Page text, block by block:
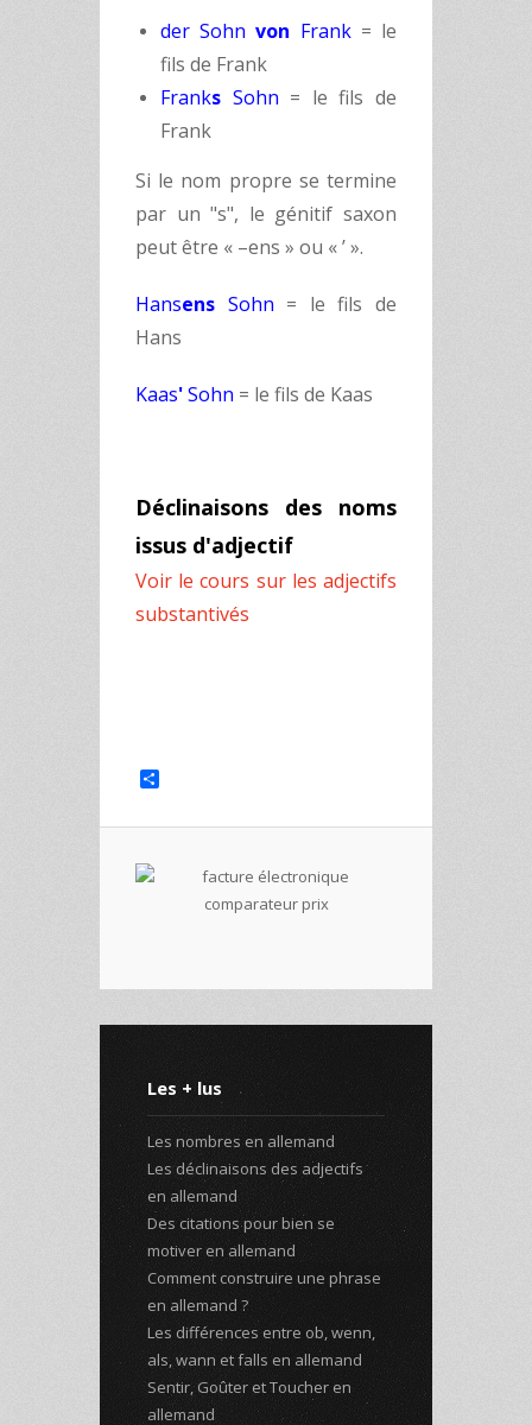
der Sohnvon Frank= le
fils de Frank
Franks Sohn = le fils de
Frank
Si le nom propre se termine
par un "s", le génitif saxon
peut être « –ens » ou « ’ ».
Hansens Sohn = le fils de
Hans
Kaas'Sohn = le fils de Kaas
Déclinaisons des noms
issus d'adjectif
Voir le cours sur les adjectifs
substantivés
Les + lus
Les nombres en allemand
Les déclinaisons des adjectifs
en allemand
Des citations pour bien se
motiver en allemand
Comment construire une phrase
en allemand ?
Les différences entre ob, wenn,
als, wann et falls en allemand
Sentir, Goûter et Toucher en
allemand